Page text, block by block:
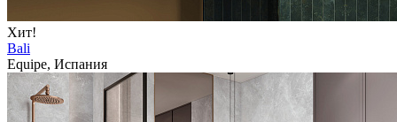
Хит!
Bali
Equipe, Испания